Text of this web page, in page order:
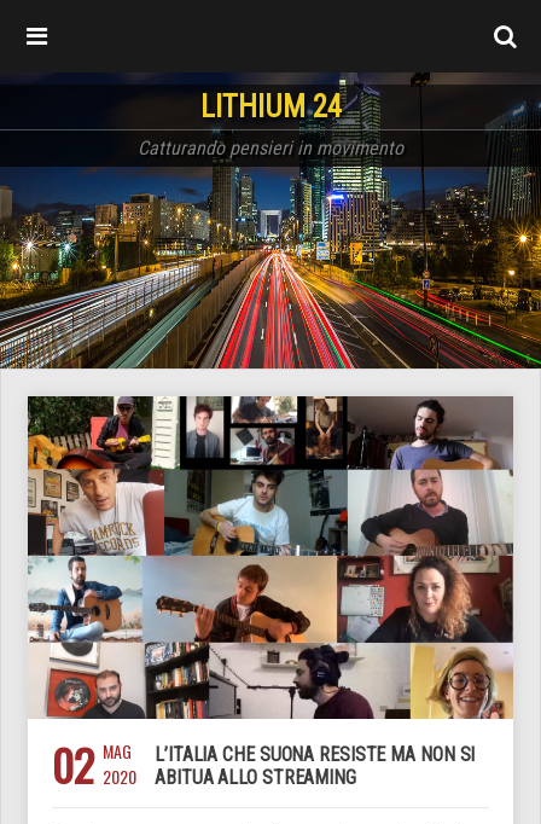
LITHIUM 24
Catturando pensieri in movimento
02 MAG
2020
L’ITALIA CHE SUONA RESISTE MA NON SI
ABITUA ALLO STREAMING